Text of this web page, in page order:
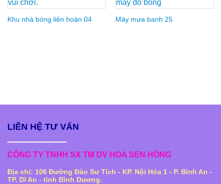
Khu nhà bóng liên hoàn 04 Máy mưa banh 25
LIÊN HỆ TƯ VẤN
CÔNG TY TNHH SX TM DV HOA SEN HỒNG
Địa chỉ: 106 Đường Đào Sư Tích - KP. Nội Hóa 1 - P. Bình An -
TP. Dĩ An - tỉnh Bình Dương.